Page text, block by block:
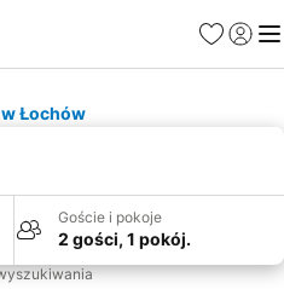
Ulubione
Łochów
Goście i pokoje
2 gości, 1 pokój.